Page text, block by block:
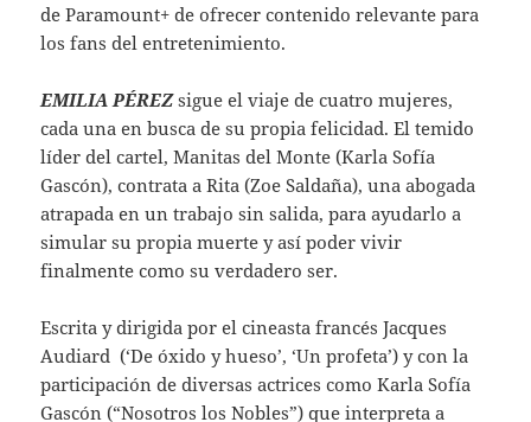
de Paramount+ de ofrecer contenido relevante para
los fans del entretenimiento.
EMILIA PÉREZsigue el viaje de cuatro mujeres,
cada una en busca de su propia felicidad. El temido
líder del cartel, Manitas del Monte (Karla Sofía
Gascón), contrata a Rita (Zoe Saldaña), una abogada
atrapada en un trabajo sin salida, para ayudarlo a
simular su propia muerte y así poder vivir
finalmente como su verdadero ser.
Escrita y dirigida por el cineasta francés Jacques
Audiard​​ (‘De óxido y hueso’, ‘Un profeta’) y con la
participación de diversas actrices como Karla Sofía
Gascón (“Nosotros los Nobles”) que interpreta a